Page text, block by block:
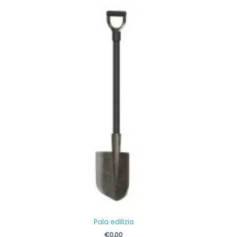
Pala edilizia
€0,00